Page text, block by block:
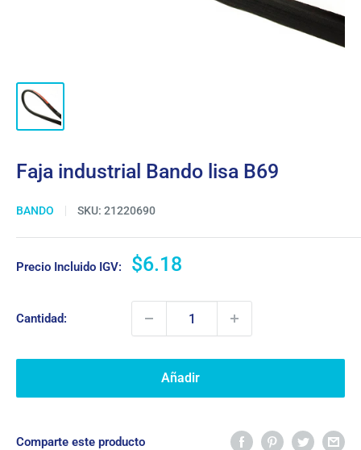
Faja industrial Bando lisa B69
BANDO SKU: 21220690
Precio Incluido IGV:
Precio
venta
$6.18
Cantidad:
Añadir
Comparte este producto